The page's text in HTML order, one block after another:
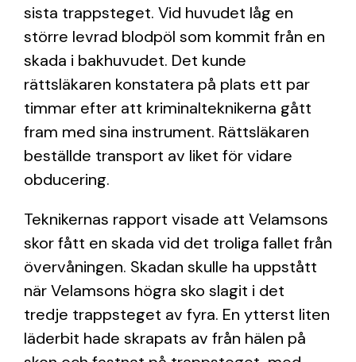
sista trappsteget. Vid huvudet låg en
större levrad blodpöl som kommit från en
skada i bakhuvudet. Det kunde
rättsläkaren konstatera på plats ett par
timmar efter att kriminalteknikerna gått
fram med sina instrument. Rättsläkaren
beställde transport av liket för vidare
obducering.
Teknikernas rapport visade att Velamsons
skor fått en skada vid det troliga fallet från
övervåningen. Skadan skulle ha uppstått
när Velamsons högra sko slagit i det
tredje trappsteget av fyra. En ytterst liten
läderbit hade skrapats av från hälen på